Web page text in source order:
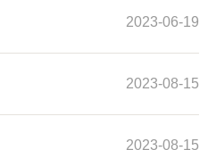
2023-06-19
2023-08-15
2023-08-15